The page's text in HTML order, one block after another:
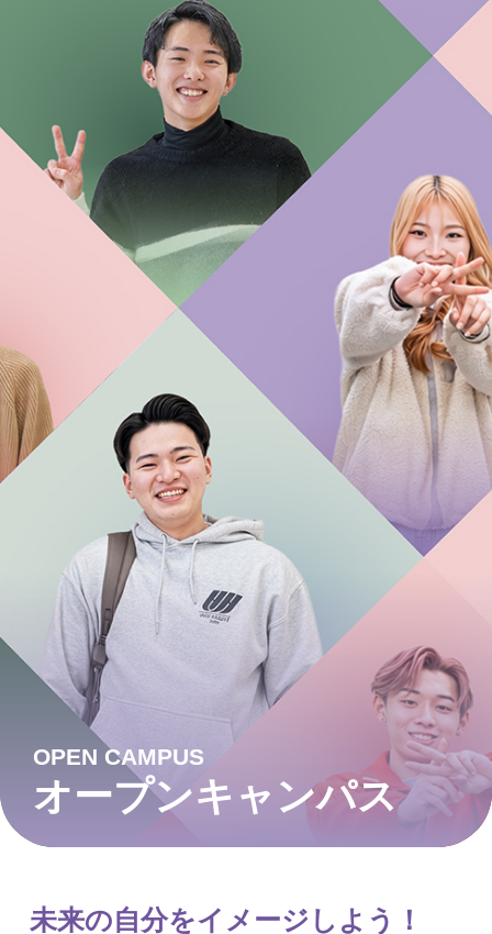
OPEN CAMPUS
オープンキャンパス
未来の自分をイメージしよう！